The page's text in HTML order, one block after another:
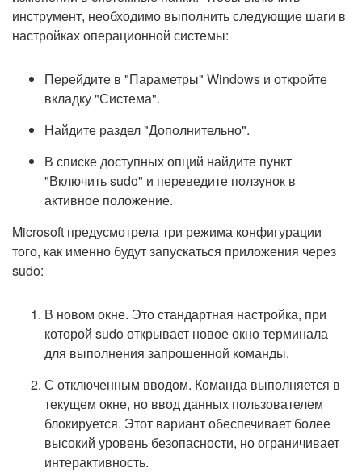
инструмент, необходимо выполнить следующие шаги в
настройках операционной системы:
Перейдите в "Параметры" Windows и откройте
вкладку "Система".
Найдите раздел "Дополнительно".
В списке доступных опций найдите пункт
"Включить sudo" и переведите ползунок в
активное положение.
Microsoft предусмотрела три режима конфигурации
того, как именно будут запускаться приложения через
sudo:
В новом окне. Это стандартная настройка, при
которой sudo открывает новое окно терминала
для выполнения запрошенной команды.
С отключенным вводом. Команда выполняется в
текущем окне, но ввод данных пользователем
блокируется. Этот вариант обеспечивает более
высокий уровень безопасности, но ограничивает
интерактивность.